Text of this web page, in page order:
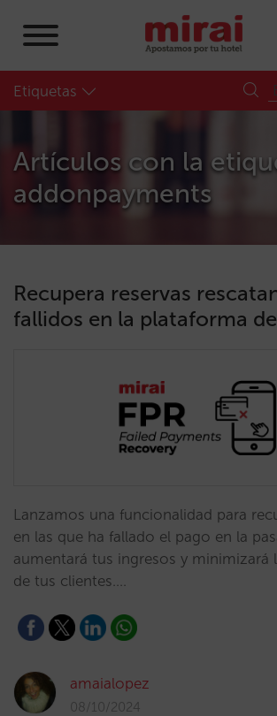
Etiquetas
Artículos con la
addonpayments
Recupera reservas
fallidos en la plataforma
Lanzamos una funcionalidad para
en las que ha fallado el pago en la
aumentará tus ingresos y minimizará
de tus clientes.…
amaialopez
08/10/2024